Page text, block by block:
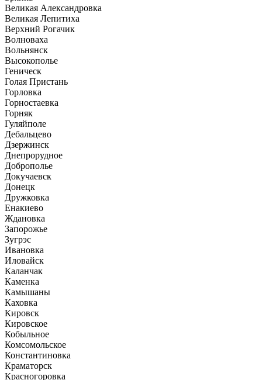
Великая Александровка
Великая Лепитиха
Верхний Рогачик
Волноваха
Вольнянск
Высокополье
Геническ
Голая Пристань
Горловка
Горностаевка
Горняк
Гуляйполе
Дебальцево
Дзержинск
Днепрорудное
Доброполье
Докучаевск
Донецк
Дружковка
Енакиево
Ждановка
Запорожье
Зугрэс
Ивановка
Иловайск
Каланчак
Каменка
Камышаны
Каховка
Кировск
Кировское
Кобыльное
Комсомольское
Константиновка
Краматорск
Красногоровка